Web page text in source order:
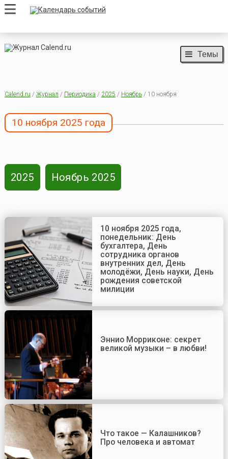
Темы
Calend.ru / Журнал / Периодика / 2025 / Ноябрь/ 10 ноября
10 ноября 2025 года
2025 Ноябрь 2025
10 ноября 2025 года,
понедельник: День
бухгалтера, День
сотрудника органов
внутренних дел, День
молодёжи, День науки, День
рождения советской
милиции
Эннио Морриконе: секрет
великой музыки – в любви!
Что такое — Калашников?
Про человека и автомат